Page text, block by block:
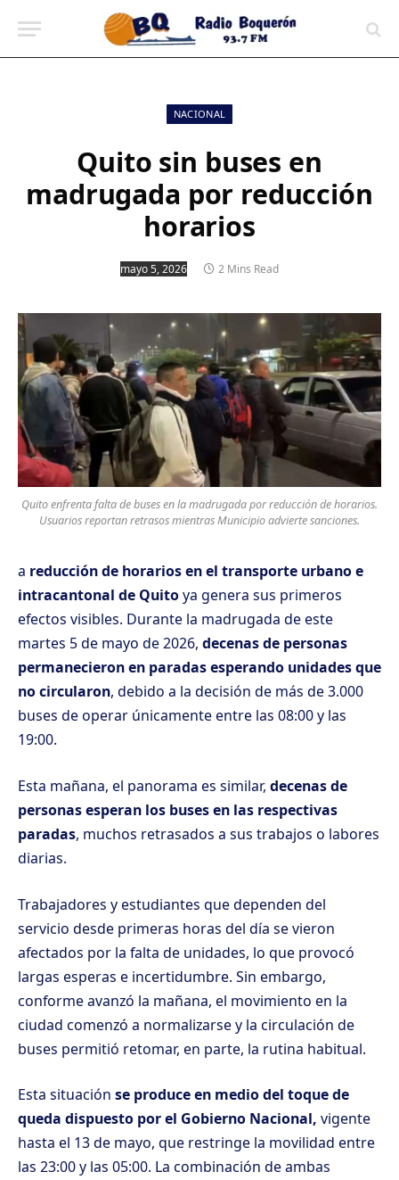
NACIONAL
Quito sin buses en
madrugada por reducción
horarios
mayo 5, 2026 2 Mins Read
Quito enfrenta falta de buses en la madrugada por reducción de horarios.
Usuarios reportan retrasos mientras Municipio advierte sanciones.
a reducción de horarios en el transporte urbano e
intracantonal de Quitoya genera sus primeros
efectos visibles. Durante la madrugada de este
martes 5 de mayo de 2026, decenas de personas
permanecieron en paradas esperando unidades que
no circularon, debido a la decisión de más de 3.000
buses de operar únicamente entre las 08:00 y las
19:00.
Esta mañana, el panorama es similar, decenas de
personas esperan los buses en las respectivas
paradas, muchos retrasados a sus trabajos o labores
diarias.
Trabajadores y estudiantes que dependen del
servicio desde primeras horas del día se vieron
afectados por la falta de unidades, lo que provocó
largas esperas e incertidumbre. Sin embargo,
conforme avanzó la mañana, el movimiento en la
ciudad comenzó a normalizarse y la circulación de
buses permitió retomar, en parte, la rutina habitual.
Esta situación se produce en medio del toque de
queda dispuesto por el Gobierno Nacional, vigente
hasta el 13 de mayo, que restringe la movilidad entre
las 23:00 y las 05:00. La combinación de ambas